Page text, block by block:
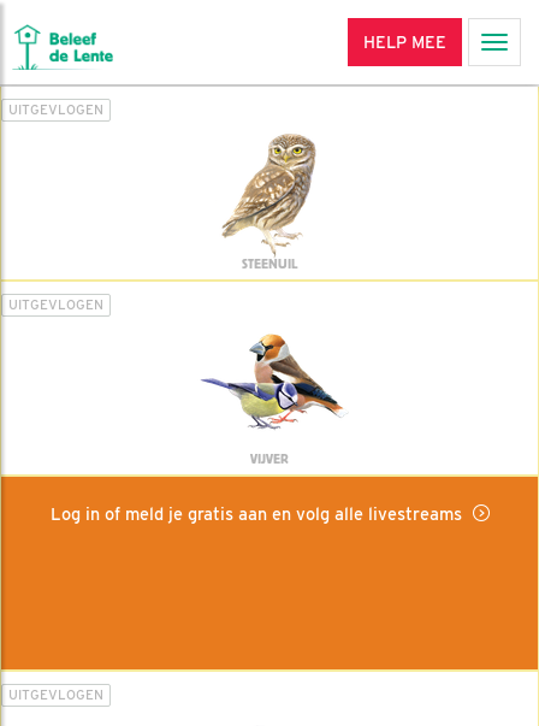
HELP MEE
UITGEVLOGEN
STEENUIL
UITGEVLOGEN
VIJVER
Log in of meld je gratis aan en volg alle livestreams
UITGEVLOGEN